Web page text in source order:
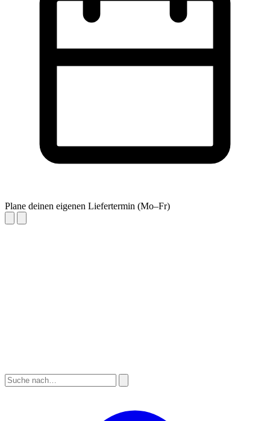
Plane deinen eigenen Liefertermin (Mo–Fr)